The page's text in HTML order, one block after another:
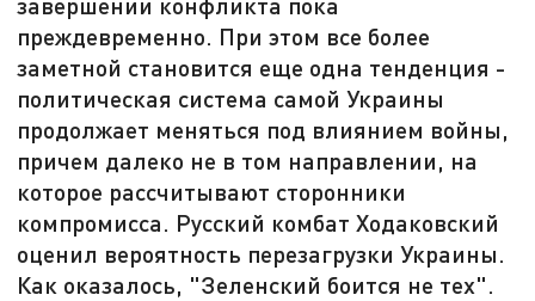
преждевременно. При этом все более
заметной становится еще одна тенденция -
политическая система самой Украины
продолжает меняться под влиянием войны,
причем далеко не в том направлении, на
которое рассчитывают сторонники
компромисса. Русский комбат Ходаковский
оценил вероятность перезагрузки Украины.
Как оказалось, "Зеленский боится не тех".